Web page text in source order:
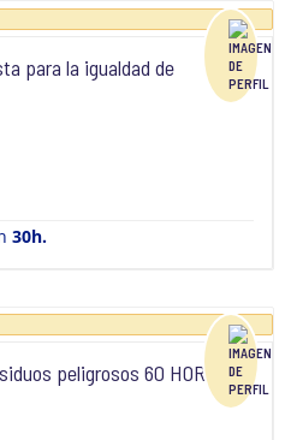
para la igualdad de
30h.
peligrosos 60 HORAS